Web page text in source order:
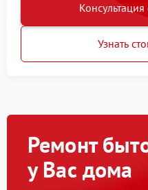
Узнать
Ремонт
у Вас дома